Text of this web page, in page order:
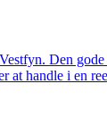
Den
at handle i en